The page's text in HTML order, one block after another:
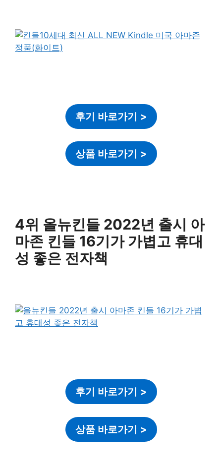
후기 바로가기 >
상품 바로가기 >
4위 올뉴킨들 2022년 출시 아
마존 킨들 16기가 가볍고 휴대
성 좋은 전자책
후기 바로가기 >
상품 바로가기 >